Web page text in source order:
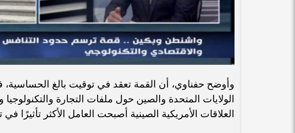
وأوضح حفناوي، أن القمة تعقد في توقيت بالغ
الولايات المتحدة والصين حول ملفات التجارة
العلاقات الأمريكية الصينية أصبحت العامل الأكثر تأثيرًا